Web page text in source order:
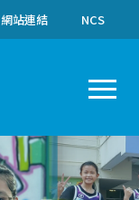
網站連結 NCS